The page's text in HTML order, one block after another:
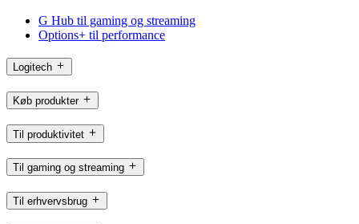
G Hub til gaming og streaming
Options+ til performance
Logitech
Køb produkter
Til produktivitet
Til gaming og streaming
Til erhvervsbrug